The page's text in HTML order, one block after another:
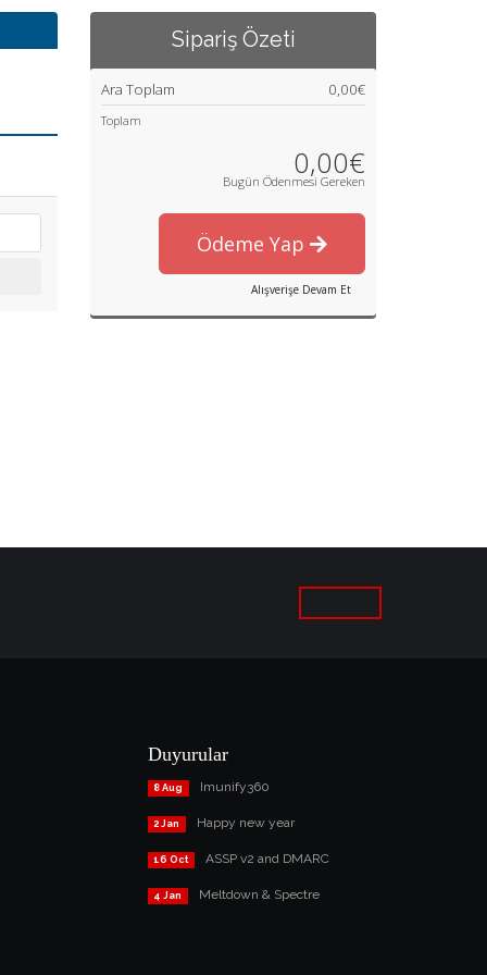
Sipariş Özeti
Ara Toplam 0,00€
Toplam
0,00€
Bugün Ödenmesi Gereken
Ödeme Yap
Alışverişe Devam Et
Duyurular
8 Aug Imunify360
2 Jan Happy new year
16 Oct ASSP v2 and DMARC
4 Jan Meltdown & Spectre